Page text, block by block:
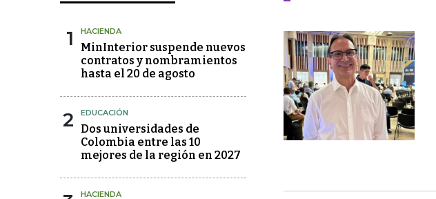
1 HACIENDA
MinInterior suspende nuevos
contratos y nombramientos
hasta el 20 de agosto
2 EDUCACIÓN
Dos universidades de
Colombia entre las 10
mejores de la región en 2027
HACIENDA